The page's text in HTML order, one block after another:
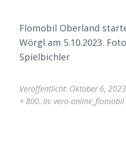
Flomobil Oberland
Wörgl am 5.10.2023.
Spielbichler
Veröffentlicht: Oktober 6, 2023
× 800. In: vero-